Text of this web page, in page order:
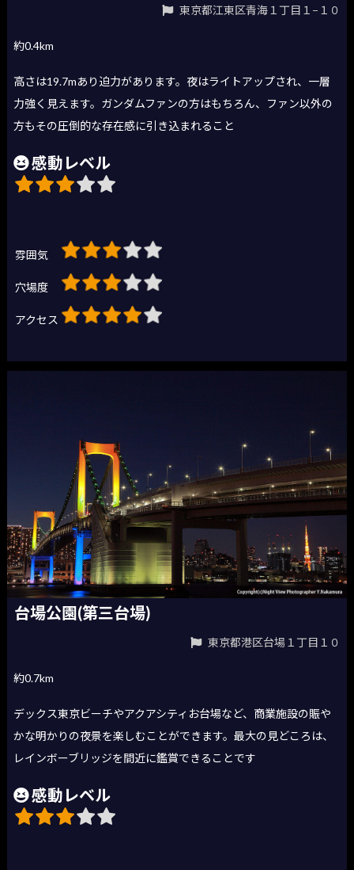
東京都江東区青海１丁目１−１０
約0.4km
高さは19.7mあり迫力があります。夜はライトアップされ、一層
力強く見えます。ガンダムファンの方はもちろん、ファン以外の
方もその圧倒的な存在感に引き込まれること
感動レベル
雰囲気
穴場度
アクセス
台場公園(第三台場)
東京都港区台場１丁目１０
約0.7km
デックス東京ビーチやアクアシティお台場など、商業施設の賑や
かな明かりの夜景を楽しむことができます。最大の見どころは、
レインボーブリッジを間近に鑑賞できることです
感動レベル